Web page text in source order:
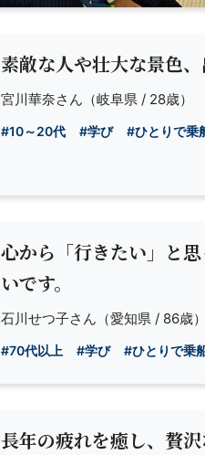
素敵な人や壮大な景色
宮川華奈さん （岐阜県 / 28歳）
#10～20代 #学び #ひとりで乗
心から「行きたい」と
いです。
石川せつ子さん （愛知県 / 86歳）
#70代以上 #学び #ひとりで乗
長年の疲れを癒し、贅沢